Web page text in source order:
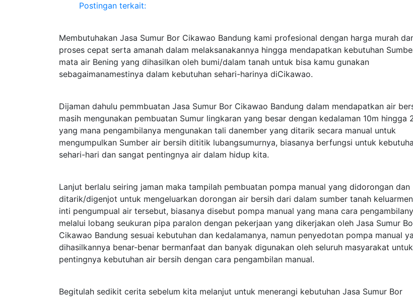
Postingan terkait:
Membutuhakan Jasa Sumur Bor Cikawao Bandung kami profesional dengan harga murah
proses cepat serta amanah dalam melaksanakannya hingga mendapatkan kebutuhan
mata air Bening yang dihasilkan oleh bumi/dalam tanah untuk bisa kamu gunakan
sebagaimanamestinya dalam kebutuhan sehari-harinya diCikawao.
Dijaman dahulu pemmbuatan Jasa Sumur Bor Cikawao Bandung dalam mendapatkan air
masih mengunakan pembuatan Sumur lingkaran yang besar dengan kedalaman 10m hingga
yang mana pengambilanya mengunakan tali danember yang ditarik secara manual untuk
mengumpulkan Sumber air bersih dititik lubangsumurnya, biasanya berfungsi untuk
sehari-hari dan sangat pentingnya air dalam hidup kita.
Lanjut berlalu seiring jaman maka tampilah pembuatan pompa manual yang didorongan dan
ditarik/digenjot untuk mengeluarkan dorongan air bersih dari dalam sumber tanah
inti pengumpual air tersebut, biasanya disebut pompa manual yang mana cara
melalui lobang seukuran pipa paralon dengan pekerjaan yang dikerjakan oleh Jasa Sumur
Cikawao Bandung sesuai kebutuhan dan kedalamanya, namun penyedotan pompa manual
dihasilkannya benar-benar bermanfaat dan banyak digunakan oleh seluruh masyarakat untuk
pentingnya kebutuhan air bersih dengan cara pengambilan manual.
Begitulah sedikit cerita sebelum kita melanjut untuk menerangi kebutuhan Jasa Sumur Bor